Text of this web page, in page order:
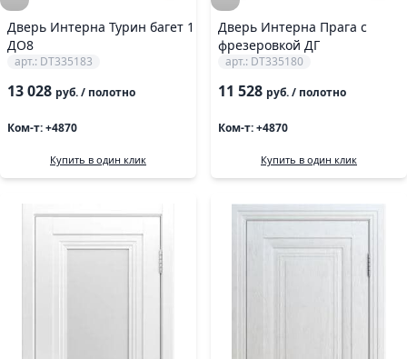
Дверь Интерна Турин багет 1
ДО8
арт.: DT335183
13 028 руб./ полотно
Ком-т: +4870
Купить в один клик
Дверь Интерна Прага с
фрезеровкой ДГ
арт.: DT335180
11 528 руб./ полотно
Ком-т: +4870
Купить в один клик